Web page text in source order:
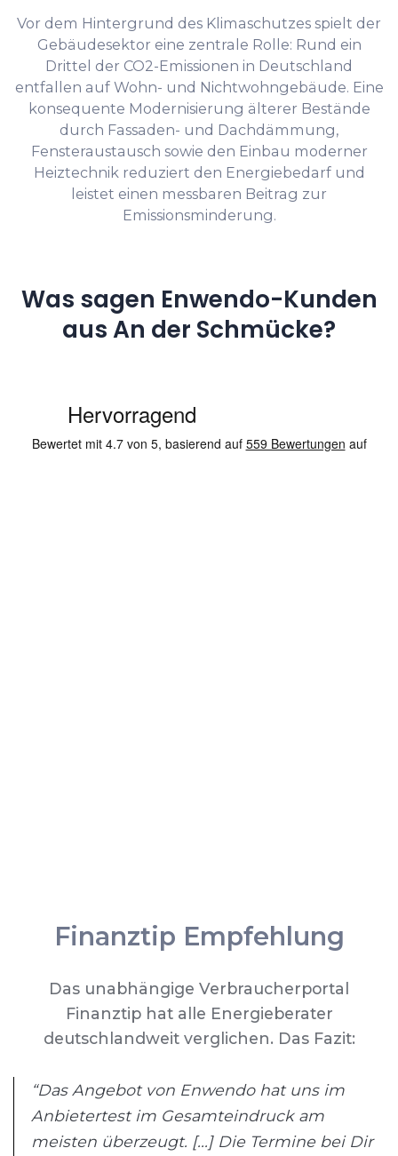
Vor dem Hintergrund des Klimaschutzes spielt der
Gebäudesektor eine zentrale Rolle: Rund ein
Drittel der CO2-Emissionen in Deutschland
entfallen auf Wohn- und Nichtwohngebäude. Eine
konsequente Modernisierung älterer Bestände
durch Fassaden- und Dachdämmung,
Fensteraustausch sowie den Einbau moderner
Heiztechnik reduziert den Energiebedarf und
leistet einen messbaren Beitrag zur
Emissionsminderung.
Was sagen Enwendo-Kunden
aus An der Schmücke?
Finanztip Empfehlung
Das unabhängige Verbraucherportal
Finanztip hat alle Energieberater
deutschlandweit verglichen. Das Fazit:
“Das Angebot von Enwendo hat uns im
Anbietertest im Gesamteindruck am
meisten überzeugt. [...] Die Termine bei Dir